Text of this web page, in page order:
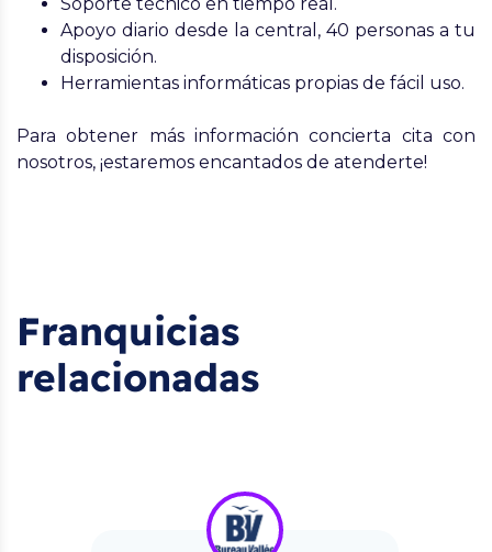
Apoyo diario desde la central, 40 personas a tu
disposición.
Herramientas informáticas propias de fácil uso.
Para obtener más información concierta cita con
nosotros, ¡estaremos encantados de atenderte!
Franquicias
relacionadas